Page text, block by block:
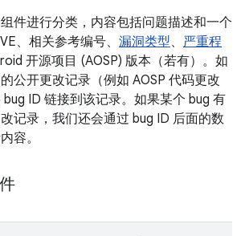
件进行分类，内容包括问题描述和一个
、相关参考编号、 漏洞类型、 严重程
开源项目 (AOSP) 版本（若有）。如
公开更改记录（例如 AOSP 代码更改
ID 链接到该记录。如果某个 bug 有
记录，我们还会通过 bug ID 后面的数
容。